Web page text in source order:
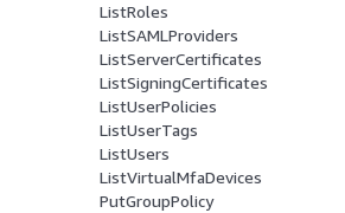
ListRoles
ListSAMLProviders
ListServerCertificates
ListSigningCertificates
ListUserPolicies
ListUserTags
ListUsers
ListVirtualMfaDevices
PutGroupPolicy